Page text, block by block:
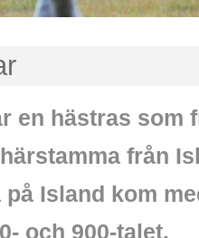
en hästras som
från
Island kom
och 900-talet.